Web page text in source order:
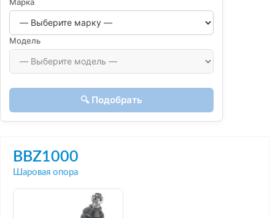
Модель
🔍 Подобрать
BBZ1000
Шаровая опора